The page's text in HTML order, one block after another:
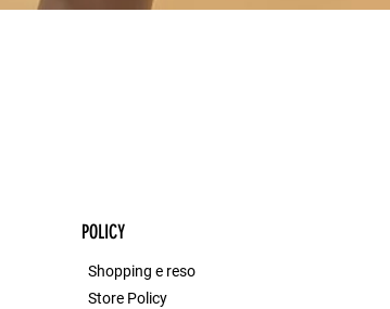
POLICY
Shopping e reso
Store Policy